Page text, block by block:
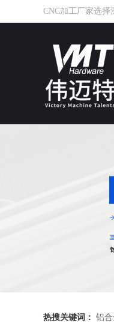
CNC加工厂家选择
热搜关键词： 铝